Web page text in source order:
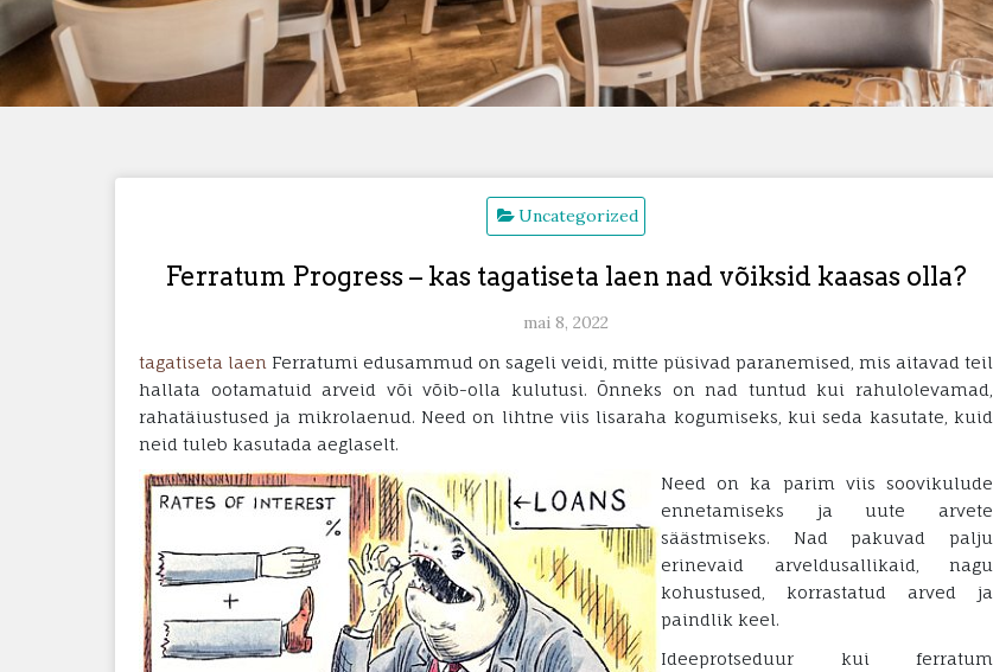
Uncategorized
Ferratum Progress – kas tagatiseta laen nad võiksid kaasas olla?
mai 8, 2022
tagatiseta laen Ferratumi edusammud on sageli veidi, mitte püsivad paranemised, mis aitavad teil
hallata ootamatuid arveid või võib-olla kulutusi. Õnneks on nad tuntud kui rahulolevamad,
rahatäiustused ja mikrolaenud. Need on lihtne viis lisaraha kogumiseks, kui seda kasutate, kuid
neid tuleb kasutada aeglaselt.
Need on ka parim viis soovikulude
ennetamiseks ja uute arvete
säästmiseks. Nad pakuvad palju
erinevaid arveldusallikaid, nagu
kohustused, korrastatud arved ja
paindlik keel.
Ideeprotseduur kui ferratum